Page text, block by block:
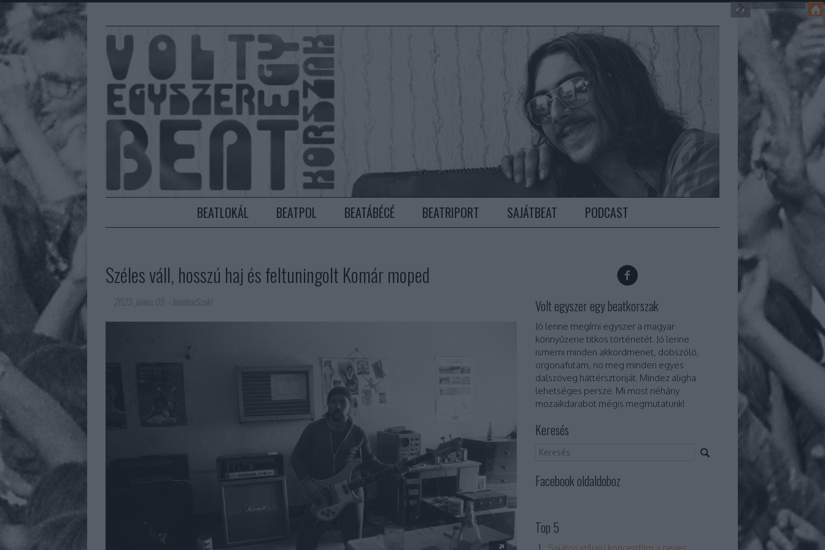
BEATLOKÁL BEATPOL BEATÁBÉCÉ BEATRIPORT SAJÁTBEAT PODCAST
Széles váll, hosszú haj és feltuningolt Komár moped
2023. június 05. beatkorSzaki Volt egyszer egy beatkorszak
Jó lenne megírni egyszer a magyar
könnyűzene titkos történetét. Jó lenne
ismerni minden akkordmenet, dobszóló,
orgonafutam, no meg minden egyes
dalszöveg háttérsztoriját. Mindez aligha
lehetséges persze. Mi most néhány
mozaikdarabot mégis megmutatunk!
Keresés
Facebook oldaldoboz
Top 5